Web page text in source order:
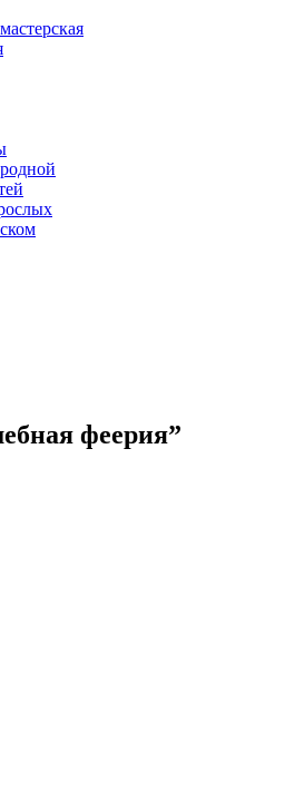
феерия”